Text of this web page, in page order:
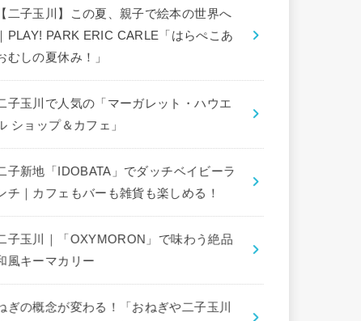
【二子玉川】この夏、親子で絵本の世界へ
｜PLAY! PARK ERIC CARLE「はらぺこあ
むしの夏休み！」
子玉川で人気の「マーガレット・ハウエ
ショップ＆カフェ」
子新地「IDOBATA」でダッチベイビーラ
チ｜カフェもバーも雑貨も楽しめる！
子玉川｜「OXYMORON」で味わう絶品
風キーマカリー
ぎの概念が変わる！「おねぎや二子玉川